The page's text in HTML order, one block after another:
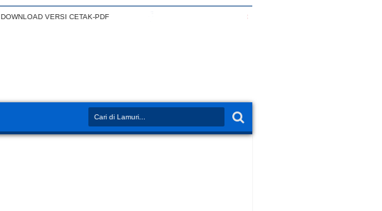
DOWNLOAD VERSI CETAK-PDF